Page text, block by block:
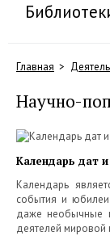
Главная
Научно-
Календарь дат
Календарь
события и
даже необычные
деятелей мировой